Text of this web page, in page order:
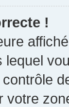
!
lequel
votre